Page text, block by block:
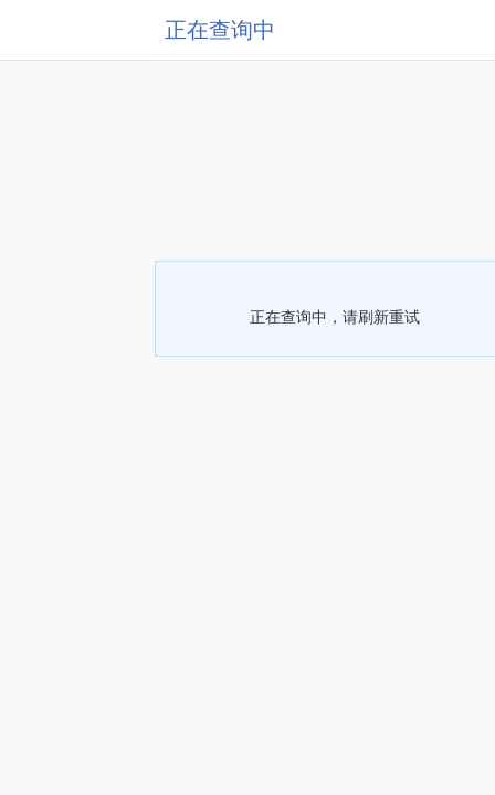
正在查询中
正在查询中，请刷新重试